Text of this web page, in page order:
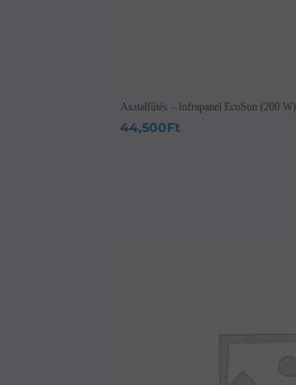
Asztalfűtés – Infrapanel EcoSun (200 W)
44,500Ft